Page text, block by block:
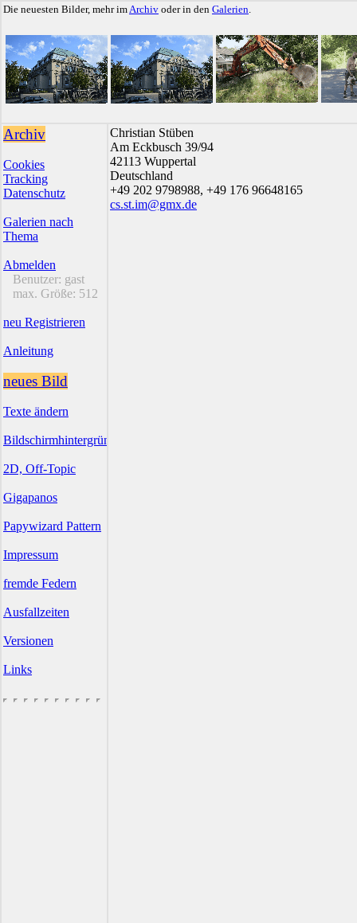
Die neuesten Bilder, mehr imArchiv oder in den Galerien.
Archiv
Cookies
Tracking
Datenschutz
Galerien nach
Thema
Abmelden
Benutzer: gast
max. Größe: 512
neu Registrieren
Anleitung
neues Bild
Texte ändern
Bildschirmhintergründe
2D, Off-Topic
Gigapanos
Papywizard Pattern
Impressum
fremde Federn
Ausfallzeiten
Versionen
Links
Christian Stüben
Am Eckbusch 39/94
42113 Wuppertal
Deutschland
+49 202 9798988, +49 176 96648165
cs.st.im@gmx.de